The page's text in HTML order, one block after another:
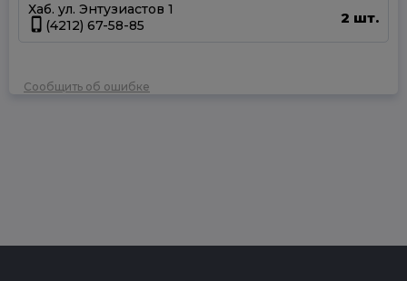
Хаб. ул. Энтузиастов 1
(4212) 67-58-85
2 шт.
Сообщить об ошибке